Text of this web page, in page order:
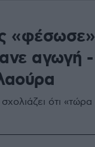
«φέσωσε»
αγωγή -
ότι «τώρα